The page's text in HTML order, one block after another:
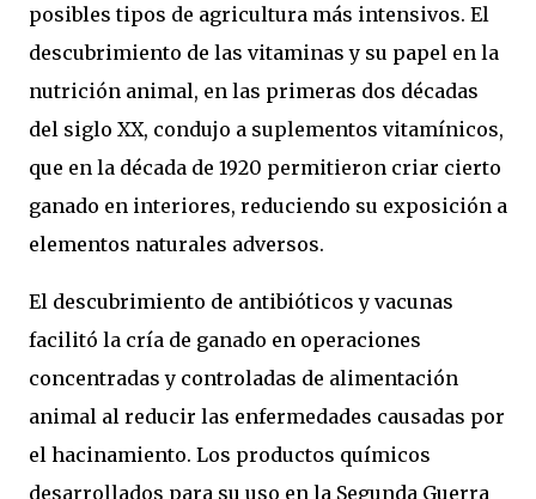
posibles tipos de agricultura más intensivos. El
descubrimiento de las vitaminas y su papel en la
nutrición animal, en las primeras dos décadas
del siglo XX, condujo a suplementos vitamínicos,
que en la década de 1920 permitieron criar cierto
ganado en interiores, reduciendo su exposición a
elementos naturales adversos.
El descubrimiento de antibióticos y vacunas
facilitó la cría de ganado en operaciones
concentradas y controladas de alimentación
animal al reducir las enfermedades causadas por
el hacinamiento. Los productos químicos
desarrollados para su uso en la Segunda Guerra